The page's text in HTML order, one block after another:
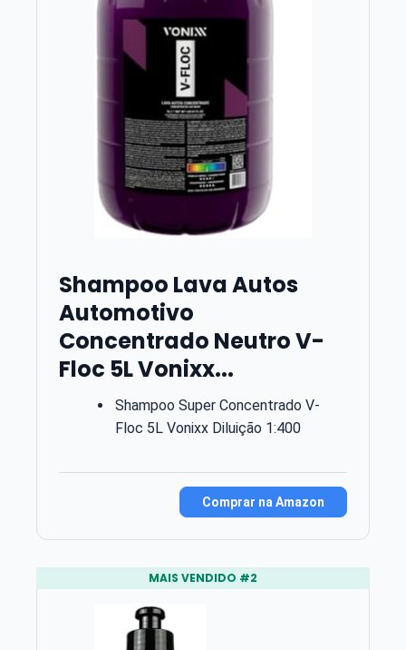
Shampoo Lava Autos
Automotivo
Concentrado Neutro V-
Floc 5L Vonixx...
Shampoo Super Concentrado V-
Floc 5L Vonixx Diluição 1:400
Comprar na Amazon
MAIS VENDIDO #2